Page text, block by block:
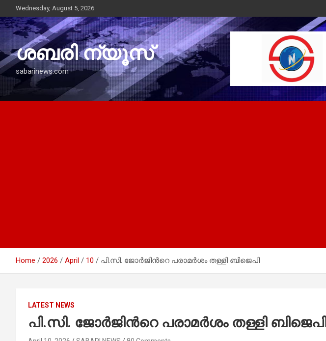
to
content
Wednesday, August 5, 2026
ശബരി ന്യൂസ്
sabarinews.com
Home 2026 April 10 പി.സി. ജോർജിന്‍റെ പരാമർശം തള്ളി ബിജെപി
LATEST NEWS
പി.സി. ജോർജിന്‍റെ പരാമർശം തള്ളി ബിജെപി